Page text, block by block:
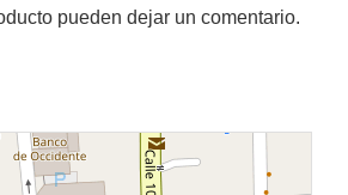
pueden dejar un comentario.